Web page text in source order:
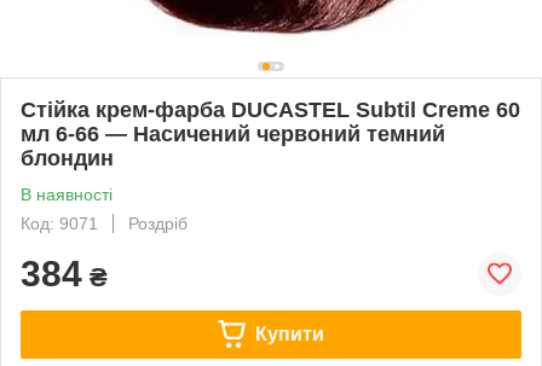
Стійка крем-фарба DUCASTEL Subtil Creme 60
мл 6-66 — Насичений червоний темний
блондин
В наявності
Код: 9071
Роздріб
384 ₴
Купити